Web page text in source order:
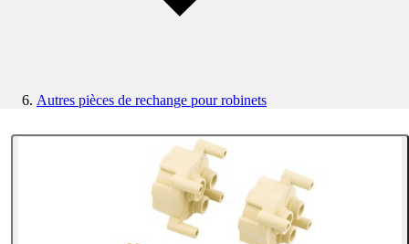
Autres pièces de rechange pour robinets